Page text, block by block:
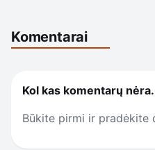
Komentarai
Kol kas komentarų nėra.
Būkite pirmi ir pradėkite